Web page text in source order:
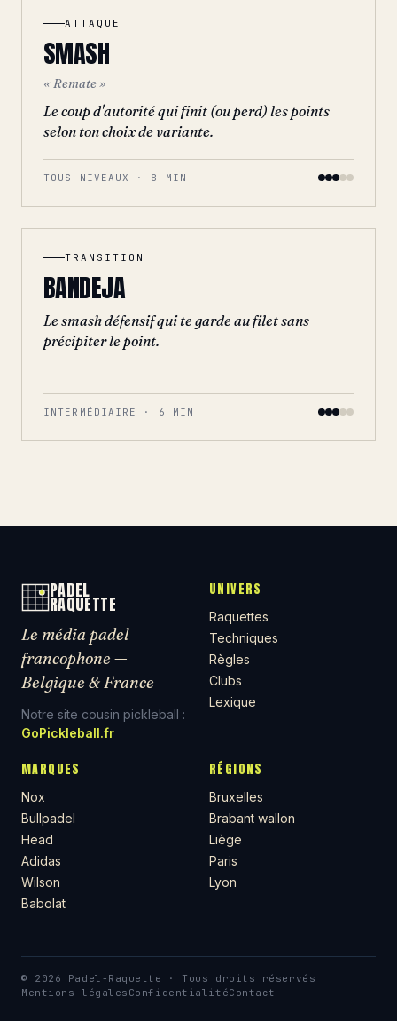
ATTAQUE
SMASH
« Remate »
Le coup d'autorité qui finit (ou perd) les points
selon ton choix de variante.
TOUS NIVEAUX · 8 MIN
TRANSITION
BANDEJA
Le smash défensif qui te garde au filet sans
précipiter le point.
INTERMÉDIAIRE · 6 MIN
PADEL
RAQUETTE
Le média padel
francophone —
Belgique & France
Notre site cousin pickleball :
GoPickleball.fr
UNIVERS
Raquettes
Techniques
Règles
Clubs
Lexique
MARQUES
Nox
Bullpadel
Head
Adidas
Wilson
Babolat
RÉGIONS
Bruxelles
Brabant wallon
Liège
Paris
Lyon
© 2026 Padel-Raquette · Tous droits réservés
Mentions légales ConfidentialitéContact